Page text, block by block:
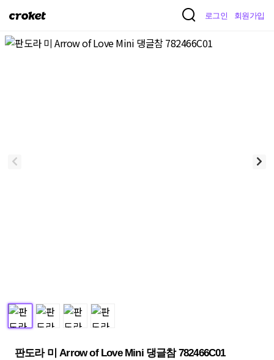
크
켓
로그인 회원가입
판도라 미 Arrow of Love Mini 댕글참 782466C01